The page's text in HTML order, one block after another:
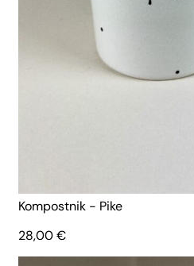
Kompostnik - Pike
28,00€